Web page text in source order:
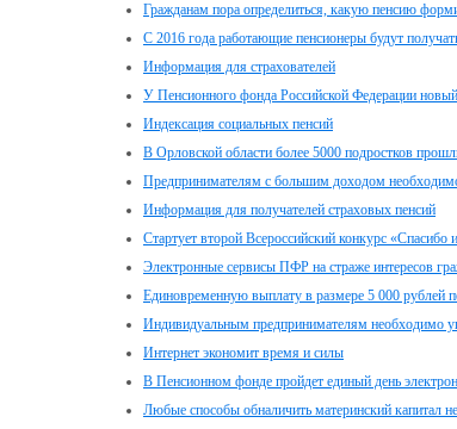
Гражданам пора определиться, какую пенсию
С 2016 года работающие пенсионеры будут
Информация для страхователей
У Пенсионного фонда Российской Федерации
Индексация социальных пенсий
В Орловской области более 5000 подростков
Предпринимателям с большим доходом
Информация для получателей страховых пенсий
Стартует второй Всероссийский конкурс «Спасибо
Электронные сервисы ПФР на страже интересов
Единовременную выплату в размере 5 000 рублей
Индивидуальным предпринимателям необходимо
Интернет экономит время и силы
В Пенсионном фонде пройдет единый день
Любые способы обналичить материнский капитал